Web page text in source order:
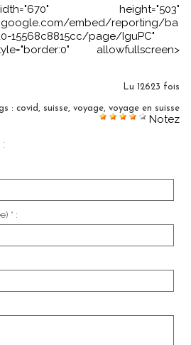
embed/reporting/ba
15568c8815cc/page/IguPC"
allowfullscreen>
Lu 12623 fois
: covid, suisse, voyage, voyage en suisse
Notez
* :